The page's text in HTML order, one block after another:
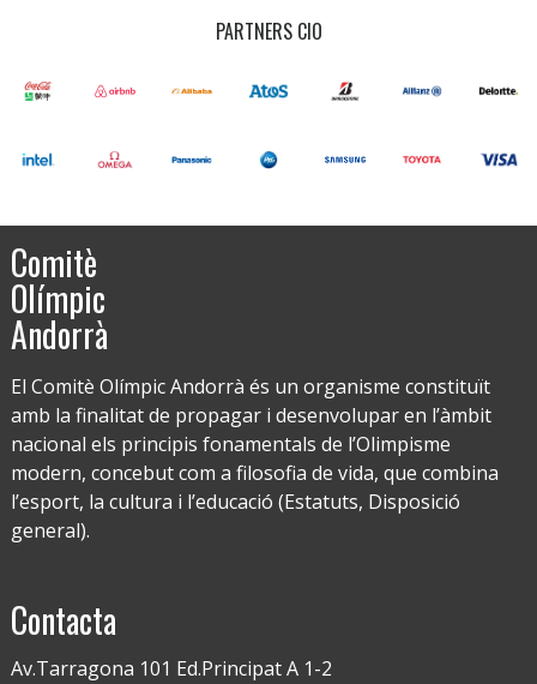
PARTNERS CIO
Comitè
Olímpic
Andorrà
El Comitè Olímpic Andorrà és un organisme constituït
amb la finalitat de propagar i desenvolupar en l’àmbit
nacional els principis fonamentals de l’Olimpisme
modern, concebut com a filosofia de vida, que combina
l’esport, la cultura i l’educació (Estatuts, Disposició
general).
Contacta
Av.Tarragona 101 Ed.Principat A 1-2